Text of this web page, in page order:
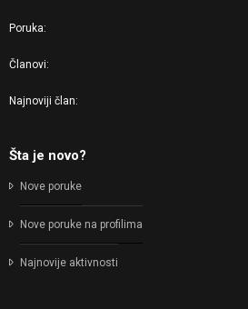
Poruka
Članovi
Najnoviji član
Šta je novo?
Nove poruke
Nove poruke na profilima
Najnovije aktivnosti